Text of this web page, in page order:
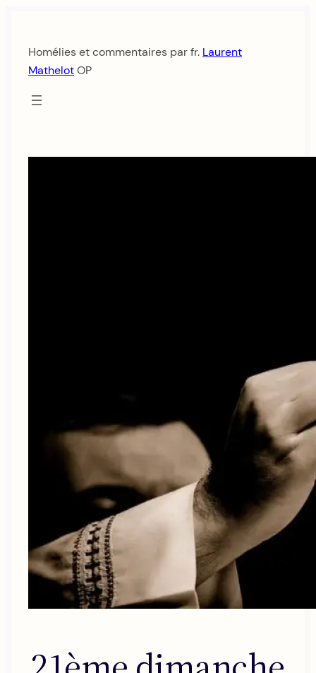
contenu
Homélies et commentaires par fr. Laurent
MathelotOP